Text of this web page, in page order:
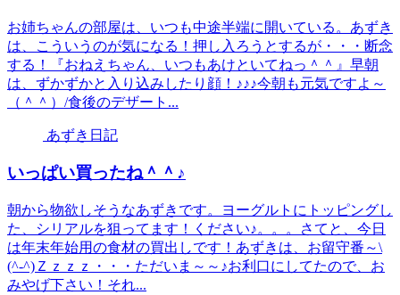
お姉ちゃんの部屋は、いつも中途半端に開いている。あずき
は、こういうのが気になる！押し入ろうとするが・・・断念
する！『おねえちゃん、いつもあけといてねっ＾＾』早朝
は、ずかずかと入り込みしたり顔！♪♪♪今朝も元気ですよ～
（＾＾）/食後のデザート...
あずき日記
いっぱい買ったね＾＾♪
朝から物欲しそうなあずきです。ヨーグルトにトッピングし
た、シリアルを狙ってます！ください♪。。。さてと、今日
は年末年始用の食材の買出しです！あずきは、お留守番～\
(^-^)Ｚｚｚｚ・・・ただいま～～♪お利口にしてたので、お
みやげ下さい！それ...